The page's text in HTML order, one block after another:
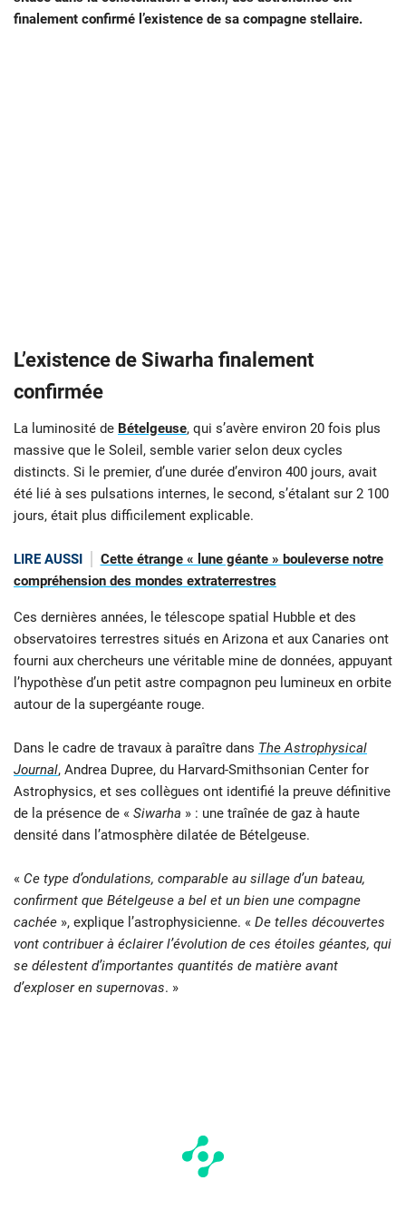
finalement confirmé l’existence de sa compagne stellaire.
L’existence de Siwarha finalement
confirmée
La luminosité de Bételgeuse, qui s’avère environ 20 fois plus
massive que le Soleil, semble varier selon deux cycles
distincts. Si le premier, d’une durée d’environ 400 jours, avait
été lié à ses pulsations internes, le second, s’étalant sur 2 100
jours, était plus difficilement explicable.
LIRE AUSSI
Cette étrange « lune géante » bouleverse notre
compréhension des mondes extraterrestres
Ces dernières années, le télescope spatial Hubble et des
observatoires terrestres situés en Arizona et aux Canaries ont
fourni aux chercheurs une véritable mine de données, appuyant
l’hypothèse d’un petit astre compagnon peu lumineux en orbite
autour de la supergéante rouge.
Dans le cadre de travaux à paraître dans The Astrophysical
Journal, Andrea Dupree, du Harvard-Smithsonian Center for
Astrophysics, et ses collègues ont identifié la preuve définitive
de la présence de « Siwarha » : une traînée de gaz à haute
densité dans l’atmosphère dilatée de Bételgeuse.
« Ce type d’ondulations, comparable au sillage d’un bateau,
confirment que Bételgeuse a bel et un bien une compagne
cachée », explique l’astrophysicienne. « De telles découvertes
vont contribuer à éclairer l’évolution de ces étoiles géantes, qui
se délestent d’importantes quantités de matière avant
d’exploser en supernovas. »